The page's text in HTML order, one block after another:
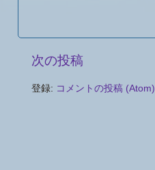
次の投稿
登録: コメントの投稿 (Atom)